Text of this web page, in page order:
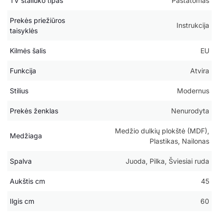
Prekės priežiūros
taisyklės
Instrukcija
Kilmės šalis EU
Funkcija Atvira
Stilius Modernus
Prekės ženklas Nenurodyta
Medžiaga
Medžio dulkių plokštė (MDF),
Plastikas, Nailonas
Spalva Juoda, Pilka, Šviesiai ruda
Aukštis cm 45
Ilgis cm 60